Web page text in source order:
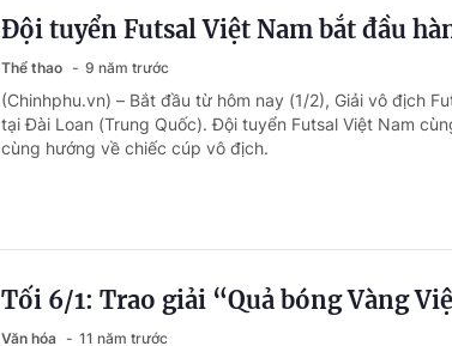
Đội tuyển Futsal Việt Nam bắt đầu
Thể thao 9 năm trước
(Chinhphu.vn) – Bắt đầu từ hôm nay (1/2), Giải vô địch
tại Đài Loan (Trung Quốc). Đội tuyển Futsal Việt Nam
cùng hướng về chiếc cúp vô địch.
Tối 6/1: Trao giải “Quả bóng Vàng
Văn hóa 11 năm trước